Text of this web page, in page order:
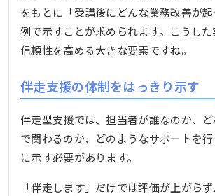
をもとに「受講後にどんな業務改善が
例で示すことが求められます。こうし
信頼性を高める大きな要素ですね。
伴走支援の体制をはっきり示す
伴走型支援では、担当者が誰なのか、
で関わるのか、どのようなサポートを
に示す必要があります。
「伴走します」だけでは評価が上がら